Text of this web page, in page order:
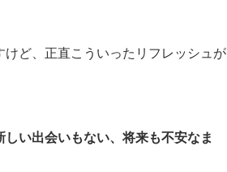
ど、正直こういったリフレッシュが
い出会いもない、将来も不安なま